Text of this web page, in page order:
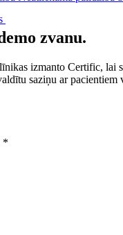
zvanu.
izmanto Certific, lai
saziņu ar pacientiem
*